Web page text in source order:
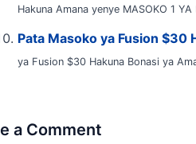
Hakuna Amana yenye MASOKO 1
Pata Masoko ya Fusion $30
ya Fusion $30 Hakuna Bonasi ya
a Comment